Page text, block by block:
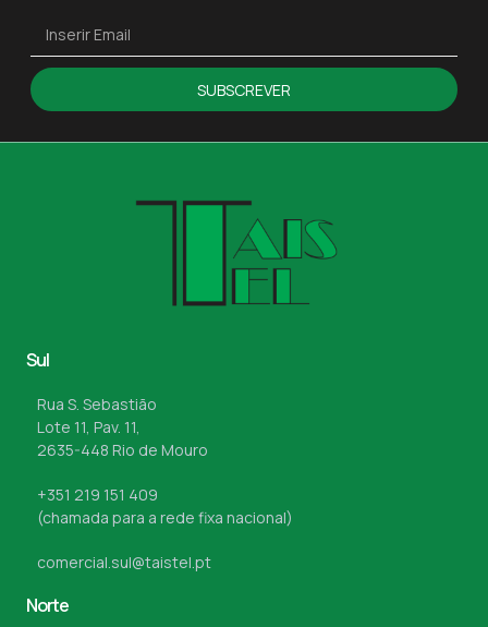
SUBSCREVER
Sul
Rua S. Sebastião
Lote 11, Pav. 11,
2635-448 Rio de Mouro
+351 219 151 409
(chamada para a rede fixa nacional)
comercial.sul@taistel.pt
Norte